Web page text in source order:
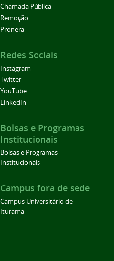
Chamada Pública
Remoção
Pronera
Redes Sociais
Instagram
Twitter
YouTube
LinkedIn
Bolsas e Programas
Institucionais
Bolsas e Programas
Institucionais
Campus fora de sede
Campus Universitário de
Iturama